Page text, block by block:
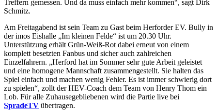
Treffern gemessen. Und da muss einfach mehr kommen“, sagt Dirk
Schmitz.
Am Freitagabend ist sein Team zu Gast beim Herforder EV. Bully in
der imos Eishalle „Im kleinen Felde“ ist um 20.30 Uhr.
Unterstützung erhält Grün-Weiß-Rot dabei erneut von einem
komplett besetzten Fanbus und sicher auch zahlreichen
Einzelfahrern. „Herford hat im Sommer sehr gute Arbeit geleistet
und eine homogene Mannschaft zusammengestellt. Sie halten das
Spiel einfach und machen wenig Fehler. Es ist immer schwierig dort
zu spielen“, zollt der HEV-Coach dem Team von Henry Thom ein
Lob. Für alle Zuhausegebliebenen wird die Partie live bei
SpradeTV übertragen.